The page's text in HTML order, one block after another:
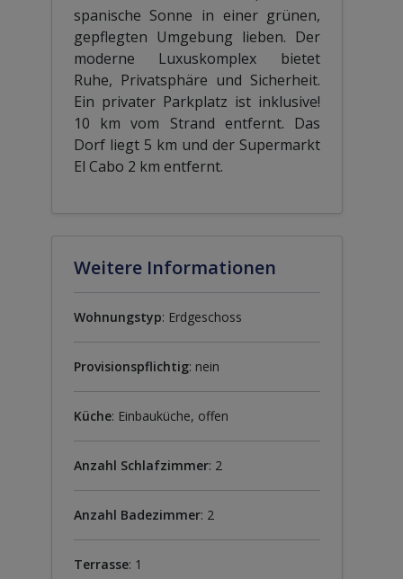
spanische Sonne in einer grünen,
gepflegten Umgebung lieben. Der
moderne Luxuskomplex bietet
Ruhe, Privatsphäre und Sicherheit.
Ein privater Parkplatz ist inklusive!
10 km vom Strand entfernt. Das
Dorf liegt 5 km und der Supermarkt
El Cabo 2 km entfernt.
Weitere Informationen
Wohnungstyp: Erdgeschoss
Provisionspflichtig: nein
Küche: Einbauküche, offen
Anzahl Schlafzimmer: 2
Anzahl Badezimmer: 2
Terrasse: 1